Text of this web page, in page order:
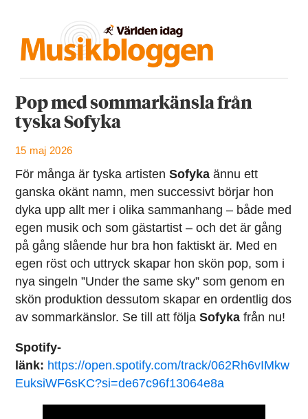
Pop med sommarkänsla från
tyska Sofyka
15 maj 2026
För många är tyska artisten Sofyka ännu ett
ganska okänt namn, men successivt börjar hon
dyka upp allt mer i olika sammanhang – både med
egen musik och som gästartist – och det är gång
på gång slående hur bra hon faktiskt är. Med en
egen röst och uttryck skapar hon skön pop, som i
nya singeln ”Under the same sky” som genom en
skön produktion dessutom skapar en ordentlig dos
av sommarkänslor. Se till att följa Sofyka från nu!
Spotify-
länk: https://open.spotify.com/track/062Rh6vIMkw
EuksiWF6sKC?si=de67c96f13064e8a